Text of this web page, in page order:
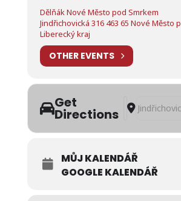
Dělňák Nové Město pod Smrkem
Jindřichovická 316 463 65 Nové Město
Liberecký kraj
OTHER EVENTS
Get
Directions
Address -
MŮJ KALENDÁŘ
GOOGLE KALENDÁŘ